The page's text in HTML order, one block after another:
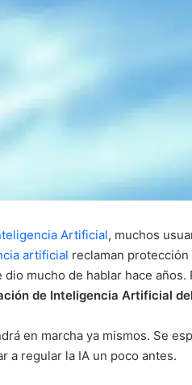
Artificial, muchos
artificial reclaman
dio mucho de hablar hace
de Inteligencia Artificial
en marcha ya mismos. Se
a regular la IA un poco antes.